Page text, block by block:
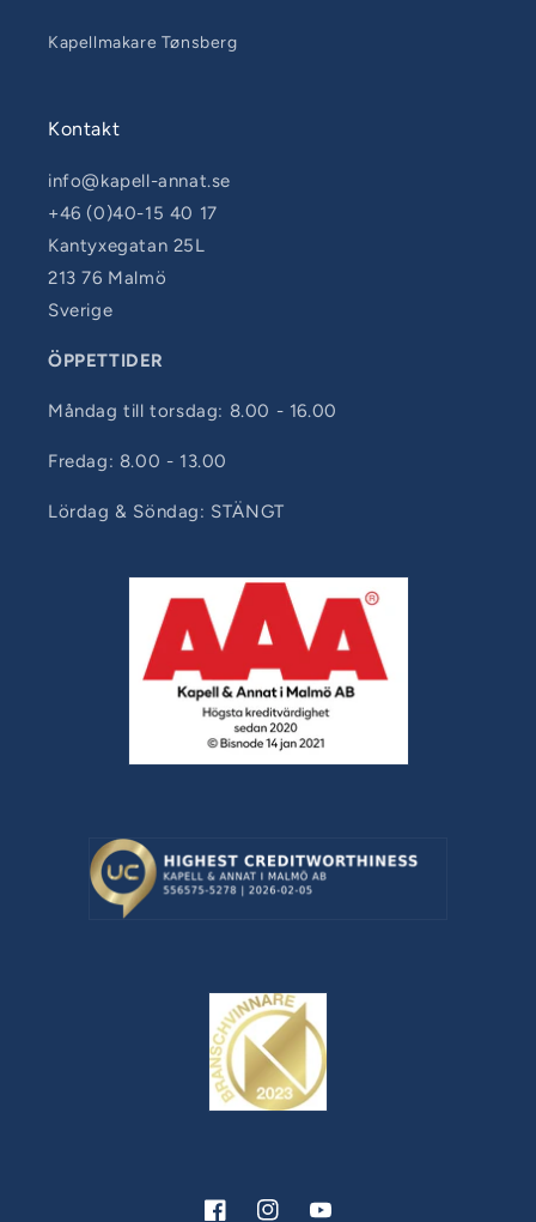
Kapellmakare Tønsberg
Kontakt
info@kapell-annat.se
+46 (0)40-15 40 17
Kantyxegatan 25L
213 76 Malmö
Sverige
ÖPPETTIDER
Måndag till torsdag: 8.00 - 16.00
Fredag: 8.00 - 13.00
Lördag & Söndag: STÄNGT